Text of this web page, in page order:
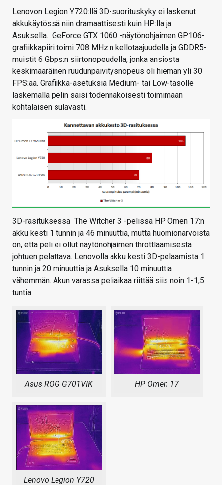
Lenovon Legion Y720:llä 3D-suorituskyky ei laskenut
akkukäytössä niin dramaattisesti kuin HP:lla ja
Asuksella. GeForce GTX 1060 -näytönohjaimen GP106-
grafiikkapiiri toimi 708 MHz:n kellotaajuudella ja GDDR5-
muistit 6 Gbps:n siirtonopeudella, jonka ansiosta
keskimääräinen ruudunpäivitysnopeus oli hieman yli 30
FPS:ää. Grafiikka-asetuksia Medium- tai Low-tasolle
laskemalla pelin saisi todennäköisesti toimimaan
kohtalaisen sulavasti.
3D-rasituksessa The Witcher 3 -pelissä HP Omen 17:n
akku kesti 1 tunnin ja 46 minuuttia, mutta huomionarvoista
on, että peli ei ollut näytönohjaimen throttlaamisesta
johtuen pelattava. Lenovolla akku kesti 3D-pelaamista 1
tunnin ja 20 minuuttia ja Asuksella 10 minuuttia
vähemmän. Akun varassa peliaikaa riittää siis noin 1-1,5
tuntia.
Asus ROG G701VIK HP Omen 17
Lenovo Legion Y720